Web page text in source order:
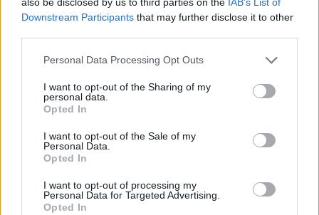
Downstream Participants that may further disclose it to other
Personal Data Processing Opt Outs
I want to opt-out of the Sharing of my
personal data.
Opted In
I want to opt-out of the Sale of my
Personal Data.
Opted In
I want to opt-out of processing my
Personal Data for Targeted Advertising.
Opted In
Arlovski a második végén is majdnem kiütötte
Rothwellt, de a kötelek megtartották a címvédőt. A
harmadik menetre Ben arca már csupa vér volt és
állítani a bunyót.
A meccs után Andrei minden idők egyik legmotiválóbb
post-fight beszédét mondta el.
„Srácok! Emberek, akik épp most küzdenek a
kibaszott rákkal. Kibaszottul ne adjátok fel! Én